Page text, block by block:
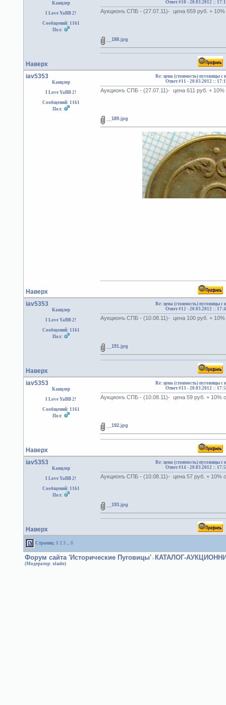
Канцлер
I Love YaBB 2!
Сообщений: 1161
Пол:
Ответ #10 - 20.03.2012 ::
Аукционъ СПБ - (27.07.11)- цена 659 руб. +
Наверх
__188.jpg
iav5353
Канцлер
I Love YaBB 2!
Сообщений: 1161
Пол:
Re: цена (стоимость) пуговицы с
Ответ #11 - 20.03.2012 ::
Аукционъ СПБ - (27.07.11)- цена 611 руб. +
Наверх
__189.jpg
iav5353
Канцлер
I Love YaBB 2!
Сообщений: 1161
Пол:
Re: цена (стоимость) пуговицы с
Ответ #12 - 20.03.2012 ::
Аукционъ СПБ - (10.08.11)- цена 100 руб. +
Наверх
__191.jpg
iav5353
Канцлер
I Love YaBB 2!
Сообщений: 1161
Пол:
Re: цена (стоимость) пуговицы с
Ответ #13 - 20.03.2012 ::
Аукционъ СПБ - (10.08.11)- цена 59 руб. + 10%
Наверх
__192.jpg
iav5353
Канцлер
I Love YaBB 2!
Сообщений: 1161
Пол:
Re: цена (стоимость) пуговицы с
Ответ #14 - 20.03.2012 ::
Аукционъ СПБ - (10.08.11)- цена 57 руб. + 10%
Наверх
__193.jpg
Страниц: 1 2 3 ... 6
Форум сайта 'Исторические Пуговицы' › КАТАЛОГ-
(Модератор: slade)